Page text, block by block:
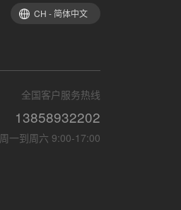
CH - 简体中文
全国客户服务热线
13858932202
周一到周六 9:00-17:00